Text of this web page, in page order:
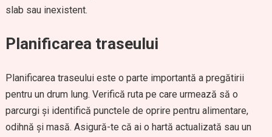
slab sau inexistent.
Planificarea traseului
Planificarea traseului este o parte importantă a pregătirii
pentru un drum lung. Verifică ruta pe care urmează să o
parcurgi și identifică punctele de oprire pentru alimentare,
odihnă și masă. Asigură-te că ai o hartă actualizată sau un